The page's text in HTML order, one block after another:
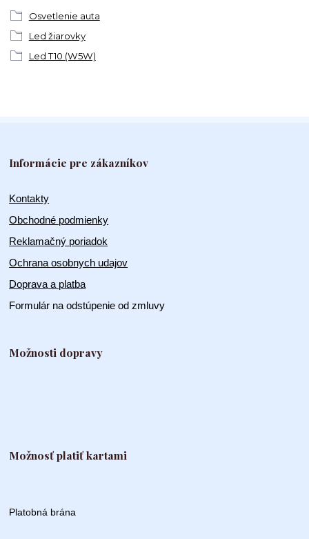
Osvetlenie auta
Led žiarovky
Led T10 (W5W)
Informácie pre zákazníkov
Kontakty
Obchodné podmienky
Reklamačný poriadok
Ochrana osobnych udajov
Doprava a platba
Formulár na odstúpenie od zmluvy
Možnosti dopravy
Možnosť platiť kartami
Platobná brána